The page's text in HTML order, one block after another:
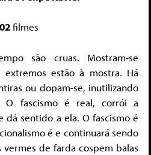
filmes
são cruas. Mostram-se
extremos estão à mostra. Há
ou dopam-se, inutilizando
O fascismo é real, corrói a
dá sentido a ela. O fascismo é
é e continuará sendo
de farda cospem balas